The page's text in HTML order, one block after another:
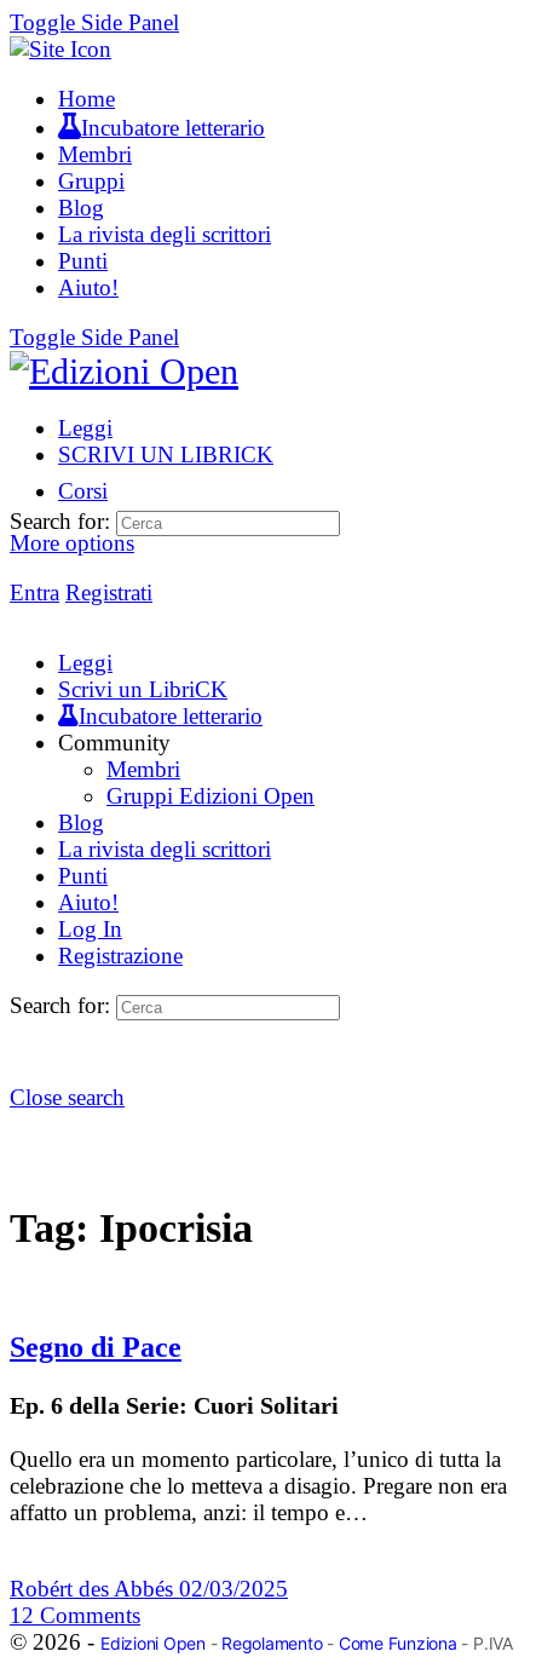
Toggle Side Panel
Home
Incubatore letterario
Membri
Gruppi
Blog
La rivista degli scrittori
Punti
Aiuto!
Toggle Side Panel
Leggi
SCRIVI UN LIBRICK
Corsi
More options
Entra Registrati
Search for:
Leggi
Scrivi un LibriCK
Incubatore letterario
Community
Membri
Gruppi Edizioni Open
Blog
La rivista degli scrittori
Punti
Aiuto!
Log In
Registrazione
Search for:
Close search
Tag: Ipocrisia
Segno di Pace
Ep. 6 della Serie: Cuori Solitari
Quello era un momento particolare, l’unico di tutta la
celebrazione che lo metteva a disagio. Pregare non era
affatto un problema, anzi: il tempo e…
Robért des Abbés 02/03/2025
12 Comments
© 2026 - Edizioni Open- Regolamento- Come Funziona - P.IVA